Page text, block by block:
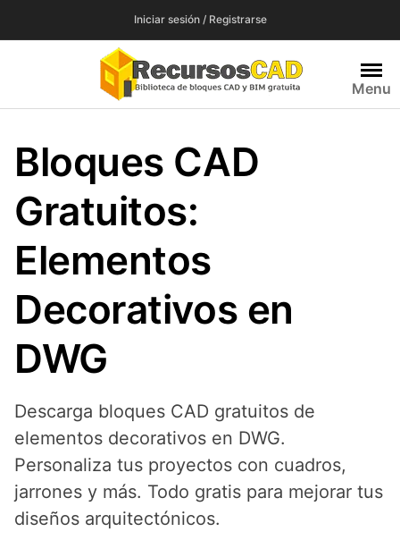
Iniciar sesión / Registrarse
Menu
Bloques CAD
Gratuitos:
Elementos
Decorativos en
DWG
Descarga bloques CAD gratuitos de
elementos decorativos en DWG.
Personaliza tus proyectos con cuadros,
jarrones y más. Todo gratis para mejorar tus
diseños arquitectónicos.